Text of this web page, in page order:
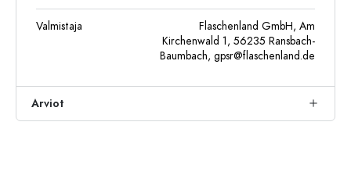
Valmistaja
Flaschenland GmbH, Am
Kirchenwald 1, 56235 Ransbach-
Baumbach, gpsr@flaschenland.de
Arviot